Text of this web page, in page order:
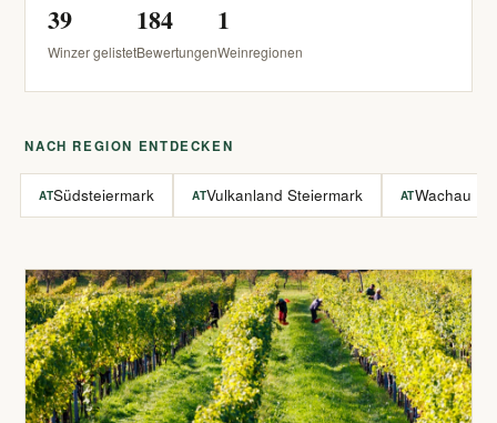
39
Winzer gelistet
184
Bewertungen
1
Weinregionen
NACH REGION ENTDECKEN
ATSüdsteiermark ATVulkanland Steiermark ATWachau